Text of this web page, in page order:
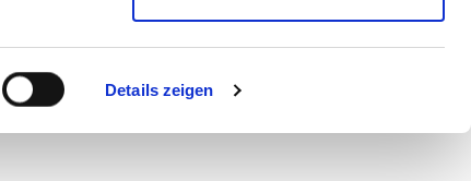
Details zeigen
uns umgehend bei Ihnen.